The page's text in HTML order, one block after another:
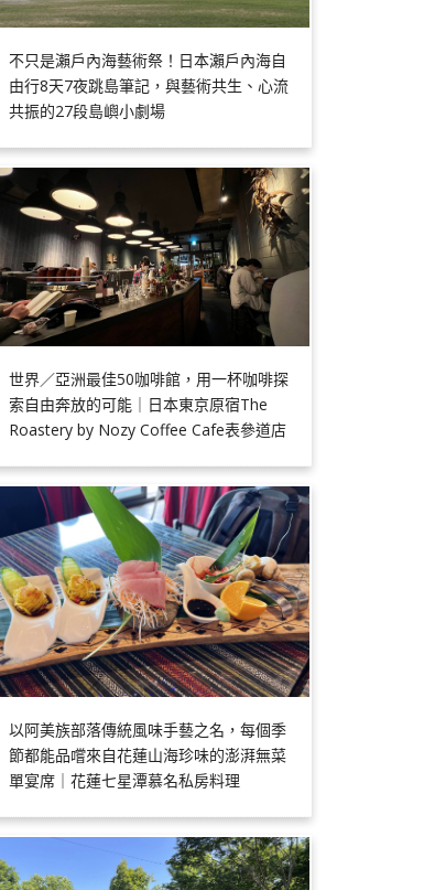
不只是瀨戶內海藝術祭！日本瀨戶內海自
由行8天7夜跳島筆記，與藝術共生、心流
共振的27段島嶼小劇場
世界／亞洲最佳50咖啡館，用一杯咖啡探
索自由奔放的可能｜日本東京原宿The
Roastery by Nozy Coffee Cafe表參道店
以阿美族部落傳統風味手藝之名，每個季
節都能品嚐來自花蓮山海珍味的澎湃無菜
單宴席｜花蓮七星潭慕名私房料理